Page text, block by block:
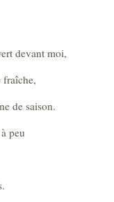
devant moi,
fraîche,
de saison.
peu